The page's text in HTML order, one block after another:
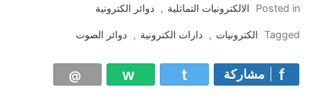
Posted in الالكترونيات التماثلية , دوائر الكترونية
Tagged الكترونيات , دارات الكترونية , دوائر الصوت
مشاركة